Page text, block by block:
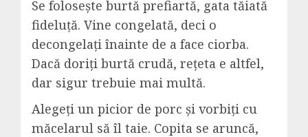
Se folosește burtă prefiartă, gata tăiată
fideluță. Vine congelată, deci o
decongelați înainte de a face ciorba.
Dacă doriți burtă crudă, rețeta e altfel,
dar sigur trebuie mai multă.
Alegeți un picior de porc și vorbiți cu
măcelarul să îl taie. Copita se aruncă,